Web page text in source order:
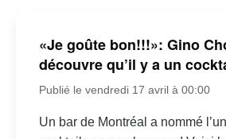
«Je goûte bon!!!»: Gino
découvre qu’il y a un
Publié le vendredi 17 avril à 00:00
Un bar de Montréal a nommé